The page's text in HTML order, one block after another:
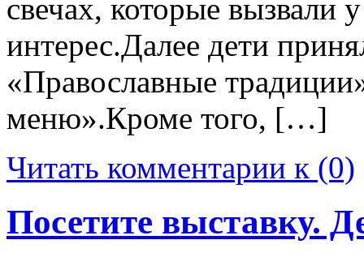
свечах, которые вызвали
интерес.Далее дети
«Православные
меню».Кроме того, […]
Читать комментарии к (0)
Посетите выставку.